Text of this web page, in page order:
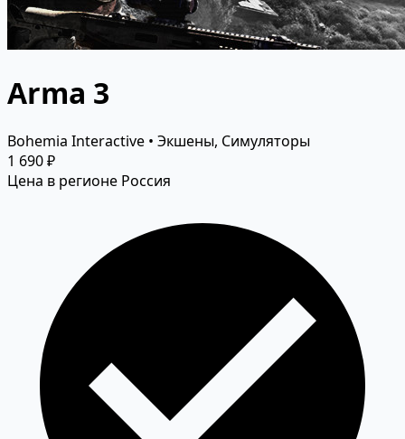
Arma 3
Bohemia Interactive • Экшены, Симуляторы
1 690 ₽
Цена в регионе Россия